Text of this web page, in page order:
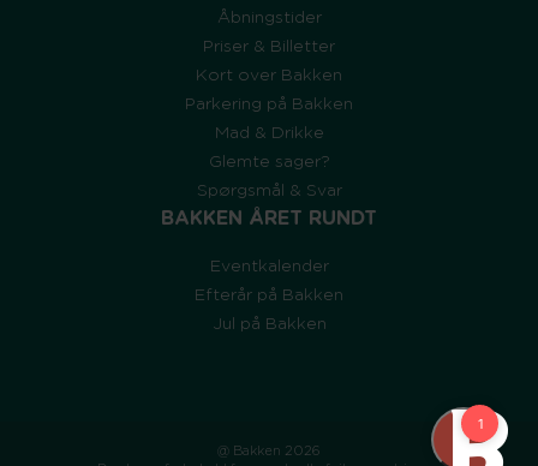
Åbningstider
Priser & Billetter
Kort over Bakken
Parkering på Bakken
Mad & Drikke
Glemte sager?
Spørgsmål & Svar
BAKKEN ÅRET RUNDT
Eventkalender
Efterår på Bakken
Jul på Bakken
@ Bakken 2026